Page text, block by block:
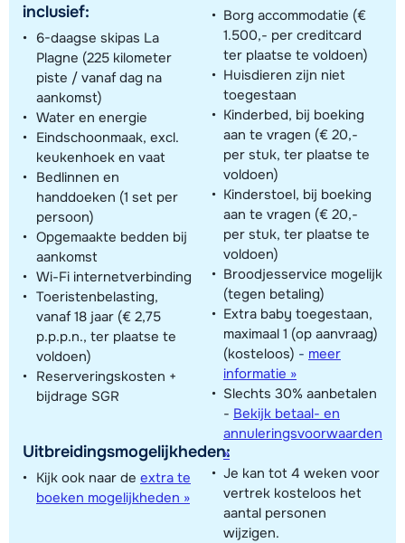
inclusief:
6-daagse skipas La
Plagne (225 kilometer
piste / vanaf dag na
aankomst)
Water en energie
Eindschoonmaak, excl.
keukenhoek en vaat
Bedlinnen en
handdoeken (1 set per
persoon)
Opgemaakte bedden bij
aankomst
Wi-Fi internetverbinding
Toeristenbelasting,
vanaf 18 jaar (€ 2,75
p.p.p.n., ter plaatse te
voldoen)
Reserveringskosten +
bijdrage SGR
Uitbreidingsmogelijkheden:
Kijk ook naar de extra te
boeken mogelijkheden »
Borg accommodatie (€
1.500,- per creditcard
ter plaatse te voldoen)
Huisdieren zijn niet
toegestaan
Kinderbed, bij boeking
aan te vragen (€ 20,-
per stuk, ter plaatse te
voldoen)
Kinderstoel, bij boeking
aan te vragen (€ 20,-
per stuk, ter plaatse te
voldoen)
Broodjesservice mogelijk
(tegen betaling)
Extra baby toegestaan,
maximaal 1 (op aanvraag)
(kosteloos) - meer
informatie »
Slechts 30% aanbetalen
- Bekijk betaal- en
annuleringsvoorwaarden
»
Je kan tot 4 weken voor
vertrek kosteloos het
aantal personen
wijzigen.